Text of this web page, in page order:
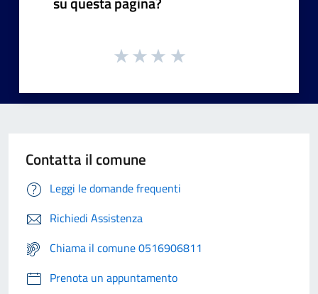
Contatta il comune
Leggi le domande frequenti
Richiedi Assistenza
Chiama il comune 0516906811
Prenota un appuntamento